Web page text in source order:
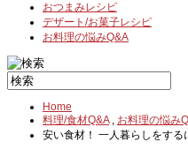
おつまみレシピ
デザート/お菓子レシピ
お料理の悩みQ&A
Home
料理/食材Q&A, お料理の悩み
安い食材！ 一人暮らしをす